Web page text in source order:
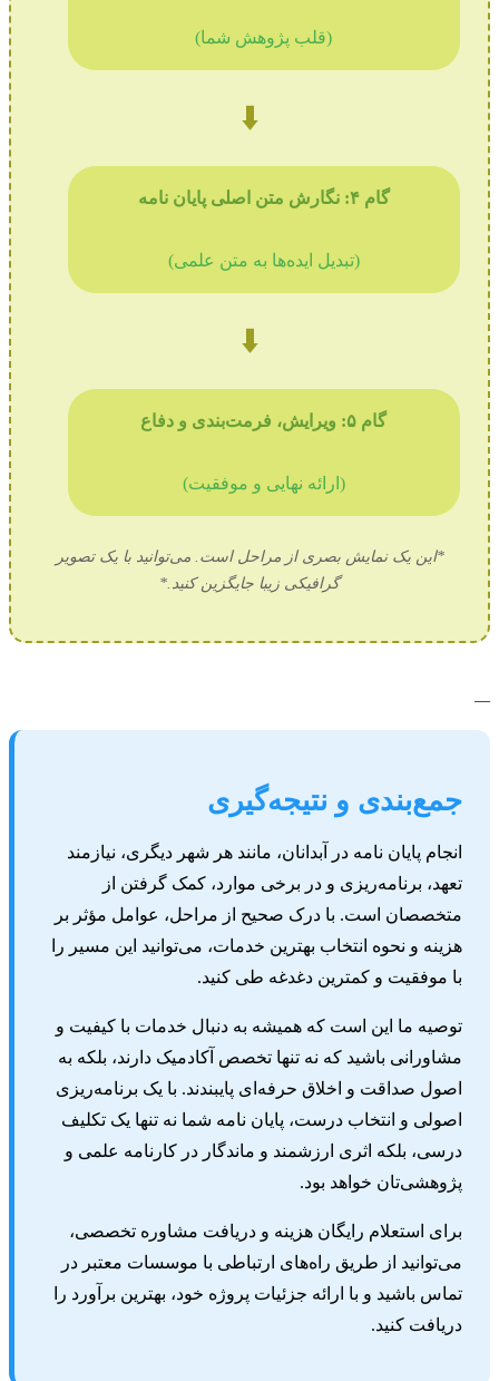
(قلب پژوهش شما)
(تبدیل ایده‌ها به متن علمی)
(ارائه نهایی و موفقیت)
*این یک نمایش بصری از مراحل است. می‌توانید با یک تصویر
گرافیکی زیبا جایگزین کنید.*
جمع‌بندی و نتیجه‌گیری
انجام پایان نامه در آبدانان، مانند هر شهر دیگری، نیازمند
تعهد، برنامه‌ریزی و در برخی موارد، کمک گرفتن از
متخصصان است. با درک صحیح از مراحل، عوامل مؤثر بر
هزینه و نحوه انتخاب بهترین خدمات، می‌توانید این مسیر را
با موفقیت و کمترین دغدغه طی کنید.
توصیه ما این است که همیشه به دنبال خدمات با کیفیت و
مشاورانی باشید که نه تنها تخصص آکادمیک دارند، بلکه به
اصول صداقت و اخلاق حرفه‌ای پایبندند. با یک برنامه‌ریزی
اصولی و انتخاب درست، پایان نامه شما نه تنها یک تکلیف
درسی، بلکه اثری ارزشمند و ماندگار در کارنامه علمی و
پژوهشی‌تان خواهد بود.
برای استعلام رایگان هزینه و دریافت مشاوره تخصصی،
می‌توانید از طریق راه‌های ارتباطی با موسسات معتبر در
تماس باشید و با ارائه جزئیات پروژه خود، بهترین برآورد را
دریافت کنید.